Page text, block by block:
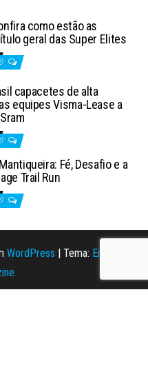
como estão as
geral das Super Elites
0
capacetes de alta
equipes Visma-Lease a
0
Fé, Desafio e a
Trail Run
0
WordPress | Tema: Envo